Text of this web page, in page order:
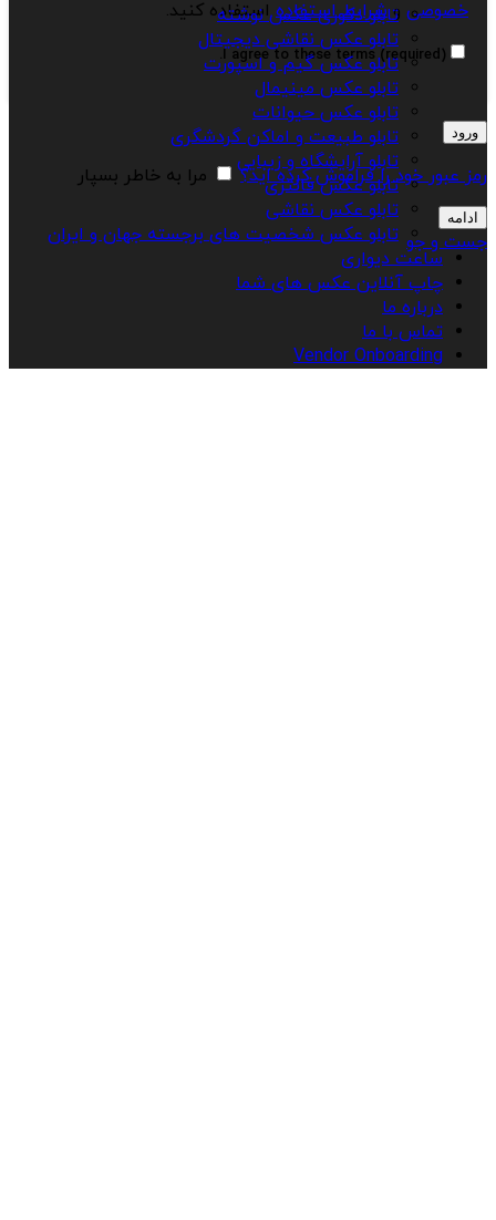
خصوصی وشرایط استفادهاستفاده کنید.
I agree to these terms (required).
ورود
رمز عبور خود را فراموش کرده اید؟ مرا به خاطر بسپار
ادامه
جست و جو
تابلو دکوری عکس نوشته
تابلو عکس نقاشی دیجیتال
تابلو عکس گیم و اسپورت
تابلو عکس مینیمال
تابلو عکس حیوانات
تابلو طبیعت و اماکن گردشگری
تابلو آرایشگاه و زیبایی
تابلو عکس فانتزی
تابلو عکس نقاشی
تابلو عکس شخصیت های برجسته جهان و ایران
ساعت دیواری
چاپ آنلاین عکس های شما
درباره ما
تماس با ما
Vendor Onboarding